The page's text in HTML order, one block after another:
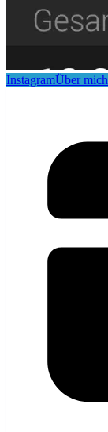
InstagramÜber mich